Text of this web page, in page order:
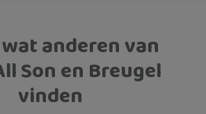
anderen van
Son en Breugel
vinden